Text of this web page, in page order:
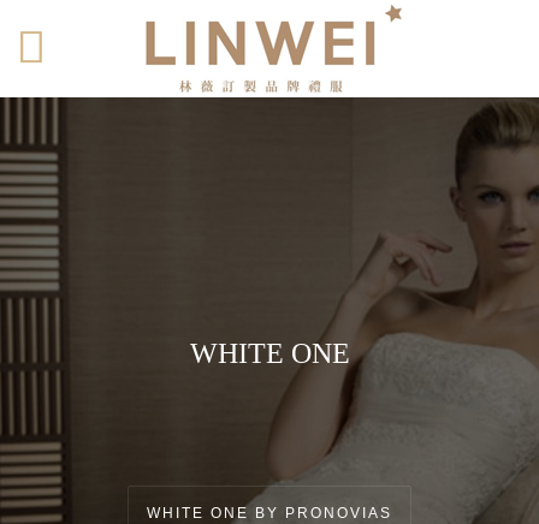
WHITE ONE
一花一世界 一沙一天堂
WHITE ONE BY PRONOVIAS